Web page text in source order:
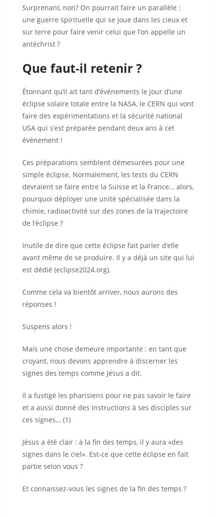
Surprenant, non? On pourrait faire un parallèle :
une guerre spirituelle qui se joue dans les cieux et
sur terre pour faire venir celui que l’on appelle un
antéchrist ?
Que faut-il retenir ?
Étonnant qu’il ait tant d’événements le jour d’une
éclipse solaire totale entre la NASA, le CERN qui vont
faire des expérimentations et la sécurité national
USA qui s’est préparée pendant deux ans à cet
événement !
Ces préparations semblent démesurées pour une
simple éclipse. Normalement, les tests du CERN
devraient se faire entre la Suisse et la France… alors,
pourquoi déployer une unité spécialisée dans la
chimie, radioactivité sur des zones de la trajectoire
de l’éclipse ?
Inutile de dire que cette éclipse fait parler d’elle
avant même de se produire. Il y a déjà un site qui lui
est dédié (eclipse2024.org).
Comme cela va bientôt arriver, nous aurons des
réponses !
Suspens alors !
Mais une chose demeure importante : en tant que
croyant, nous devons apprendre à discerner les
signes des temps comme Jésus a dit.
Il a fustigé les pharisiens pour ne pas savoir le faire
et a aussi donné des instructions à ses disciples sur
ces signes… (1)
Jésus a été clair : à la fin des temps, il y aura «des
signes dans le ciel». Est-ce que cette éclipse en fait
partie selon vous ?
Et connaissez-vous les signes de la fin des temps ?